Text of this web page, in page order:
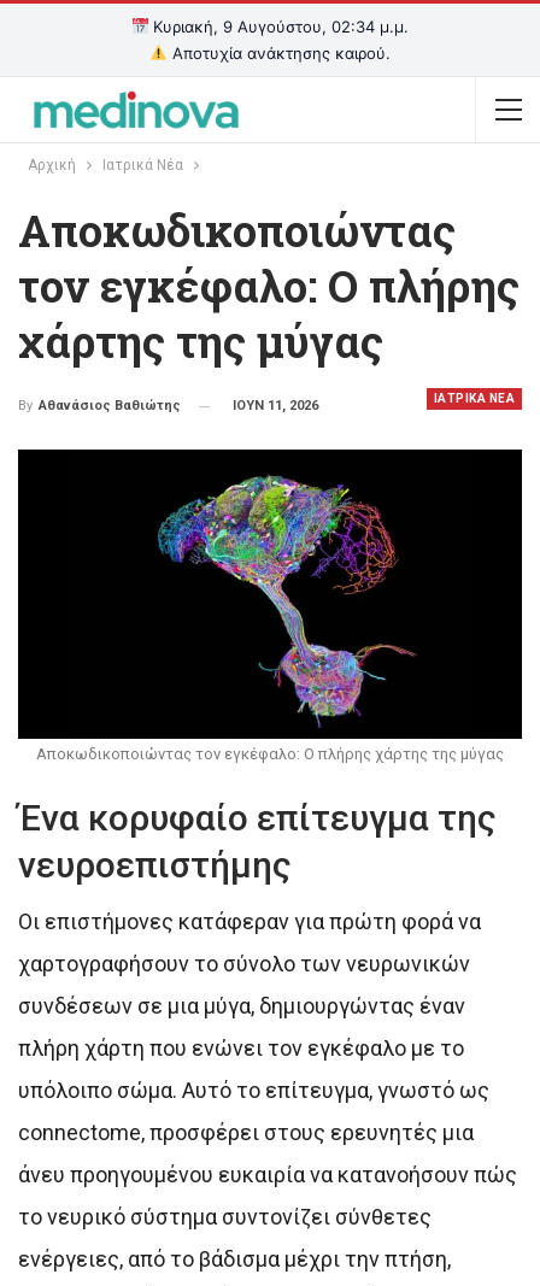
Κυριακή, 9 Αυγούστου, 02:34 μ.μ.
Αποτυχία ανάκτησης καιρού.
Αρχική Ιατρικά Νέα
Αποκωδικοποιώντας
τον εγκέφαλο: Ο πλήρης
χάρτης της μύγας
ΙΑΤΡΙΚΑ ΝΕΑ
By Αθανάσιος Βαθιώτης ΙΟΥΝ 11, 2026
Αποκωδικοποιώντας τον εγκέφαλο: Ο πλήρης χάρτης της μύγας
Ένα κορυφαίο επίτευγμα της
νευροεπιστήμης
Οι επιστήμονες κατάφεραν για πρώτη φορά να
χαρτογραφήσουν το σύνολο των νευρωνικών
συνδέσεων σε μια μύγα, δημιουργώντας έναν
πλήρη χάρτη που ενώνει τον εγκέφαλο με το
υπόλοιπο σώμα. Αυτό το επίτευγμα, γνωστό ως
connectome, προσφέρει στους ερευνητές μια
άνευ προηγουμένου ευκαιρία να κατανοήσουν πώς
το νευρικό σύστημα συντονίζει σύνθετες
ενέργειες, από το βάδισμα μέχρι την πτήση,